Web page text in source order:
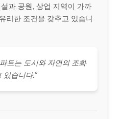
과 공원, 상업 지역이 가까
리한 조건을 갖추고 있습니
트는 도시와 자연의 조화
있습니다.”